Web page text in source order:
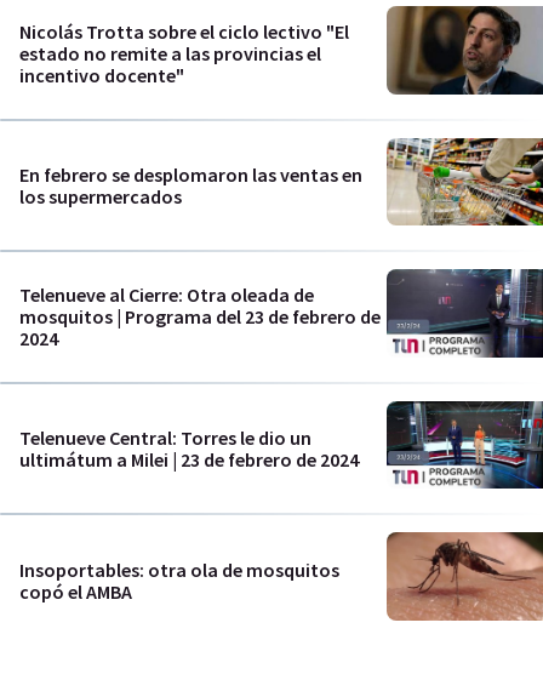
Nicolás Trotta sobre el ciclo lectivo "El
estado no remite a las provincias el
incentivo docente"
En febrero se desplomaron las ventas en
los supermercados
Telenueve al Cierre: Otra oleada de
mosquitos | Programa del 23 de febrero de
2024
Telenueve Central: Torres le dio un
ultimátum a Milei | 23 de febrero de 2024
Insoportables: otra ola de mosquitos
copó el AMBA